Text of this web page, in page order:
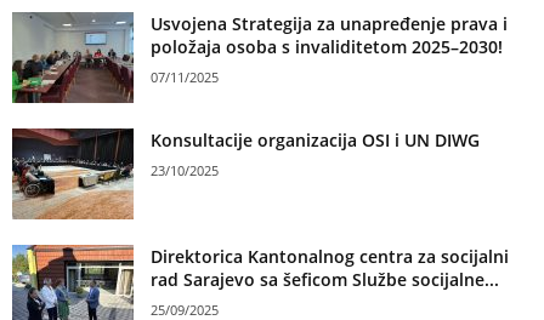
Usvojena Strategija za unapređenje prava i
položaja osoba s invaliditetom 2025–2030!
07/11/2025
Konsultacije organizacija OSI i UN DIWG
23/10/2025
Direktorica Kantonalnog centra za socijalni
rad Sarajevo sa šeficom Službe socijalne...
25/09/2025